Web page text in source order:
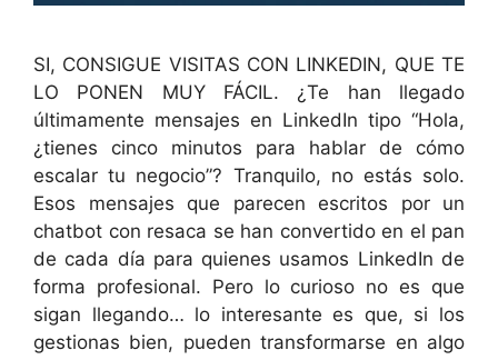
SI, CONSIGUE VISITAS CON LINKEDIN, QUE TE
LO PONEN MUY FÁCIL. ¿Te han llegado
últimamente mensajes en LinkedIn tipo “Hola,
¿tienes cinco minutos para hablar de cómo
escalar tu negocio”? Tranquilo, no estás solo.
Esos mensajes que parecen escritos por un
chatbot con resaca se han convertido en el pan
de cada día para quienes usamos LinkedIn de
forma profesional. Pero lo curioso no es que
sigan llegando… lo interesante es que, si los
gestionas bien, pueden transformarse en algo